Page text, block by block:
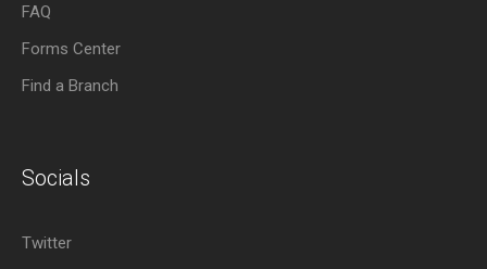
FAQ
Forms Center
Find a Branch
Socials
Twitter